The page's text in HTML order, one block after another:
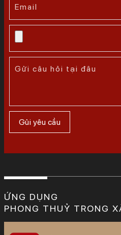
ỨNG DỤNG
PHONG THUỶ TRONG